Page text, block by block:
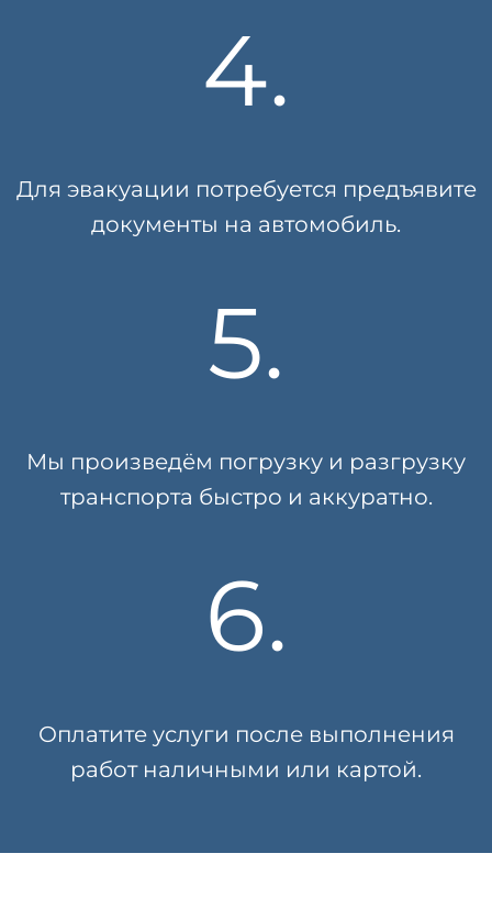
4.
Для эвакуации потребуется предъявите
документы на автомобиль.
5.
Мы произведём погрузку и разгрузку
транспорта быстро и аккуратно.
6.
Оплатите услуги после выполнения
работ наличными или картой.